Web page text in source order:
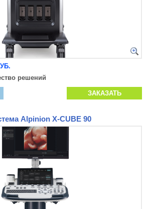
решений
ЗАКАЗАТЬ
Alpinion X-CUBE 90